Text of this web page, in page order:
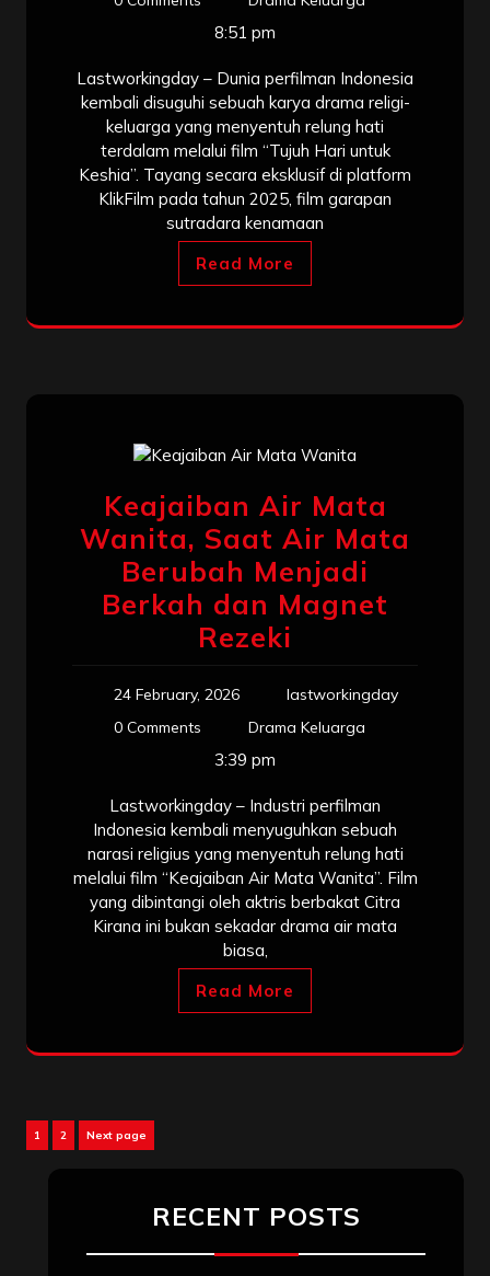
8:51 pm
Lastworkingday – Dunia perfilman Indonesia
kembali disuguhi sebuah karya drama religi-
keluarga yang menyentuh relung hati
terdalam melalui film “Tujuh Hari untuk
Keshia”. Tayang secara eksklusif di platform
KlikFilm pada tahun 2025, film garapan
sutradara kenamaan
Read More
Keajaiban Air Mata
Wanita, Saat Air Mata
Berubah Menjadi
Berkah dan Magnet
Rezeki
24 February, 2026
lastworkingday
0 Comments
Drama Keluarga
3:39 pm
Lastworkingday – Industri perfilman
Indonesia kembali menyuguhkan sebuah
narasi religius yang menyentuh relung hati
melalui film “Keajaiban Air Mata Wanita”. Film
yang dibintangi oleh aktris berbakat Citra
Kirana ini bukan sekadar drama air mata
biasa,
Read More
Posts
Page
1 Page
2 Next page
RECENT POSTS